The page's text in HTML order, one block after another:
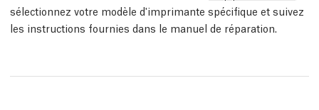
sélectionnez votre modèle d'imprimante spécifique et suivez
les instructions fournies dans le manuel de réparation.